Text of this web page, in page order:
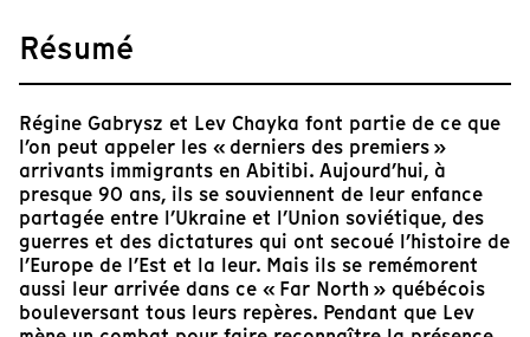
Résumé
Régine Gabrysz et Lev Chayka font partie de ce que
l’on peut appeler les « derniers des premiers »
arrivants immigrants en Abitibi. Aujourd’hui, à
presque 90 ans, ils se souviennent de leur enfance
partagée entre l’Ukraine et l’Union soviétique, des
guerres et des dictatures qui ont secoué l’histoire de
l’Europe de l’Est et la leur. Mais ils se remémorent
aussi leur arrivée dans ce « Far North » québécois
bouleversant tous leurs repères. Pendant que Lev